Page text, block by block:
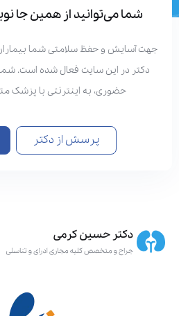
شما می‌توانید از همین جا نوبت
آسایش و حفظ سلامتی شما بیماران
دکتر در این سایت فعال شده است. شما می
حضوری، به اینترنتی با پزشک
پرسش از دکتر